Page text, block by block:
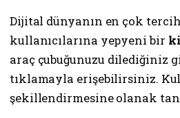
Dijital dünyanın en çok
kullanıcılarına yepyeni bir
araç çubuğunuzu dilediğiniz
tıklamayla erişebilirsiniz.
şekillendirmesine olanak